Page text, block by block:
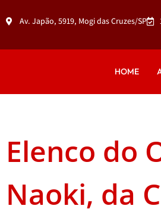
Av. Japão, 5919, Mogi das Cruzes/SP
HOME
Elenco do
Naoki, da